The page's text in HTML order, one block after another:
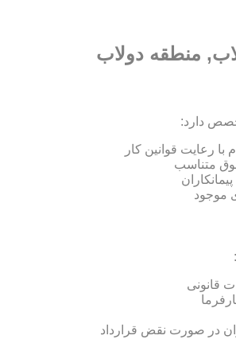
منطقه دولاب
دارد:
رعایت قوانین کار
متناسب
موجود
قانونی
در صورت نقض قرارداد